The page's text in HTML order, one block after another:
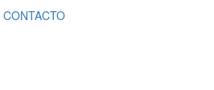
CONTACTO